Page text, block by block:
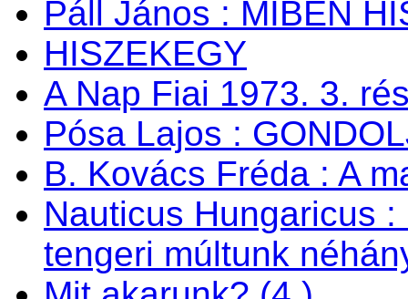
Páll János : MIBEN
HISZEKEGY
A Nap Fiai 1973. 3.
Pósa Lajos :
B. Kovács Fréda : A
Nauticus Hungaricus
tengeri múltunk